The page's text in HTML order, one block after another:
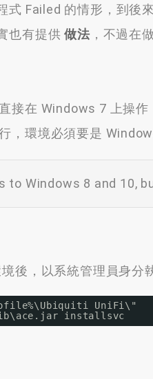
式 Failed 的情形，到後
也有提供做法，不過在
在 Windows 7 上操作
，環境必須要是
to Windows 8 and 10,
後，以系統管理員身分
UniFi\"
installsvc